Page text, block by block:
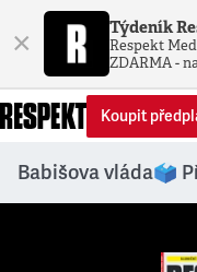
× Týdeník
Respekt
ZDARMA -
Koupit
Babišova vláda🗳️